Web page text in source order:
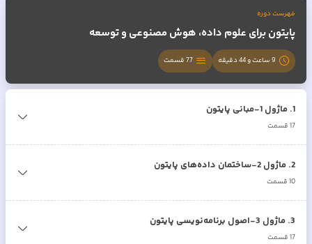
فهرست دوره
پایتون برای علوم داده، هوش مصنوعی و توسعه
9 ساعت و 44 دقیقه 77قسمت
1
. ماژول 1-مبانی پایتون
17قسمت
2
. ماژول 2-ساختمان داده‌های پایتون
10قسمت
3
. ماژول 3-اصول برنامه‌نویسی پایتون
17قسمت